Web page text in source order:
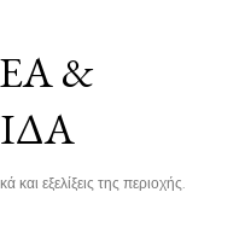
&
εξελίξεις της περιοχής.